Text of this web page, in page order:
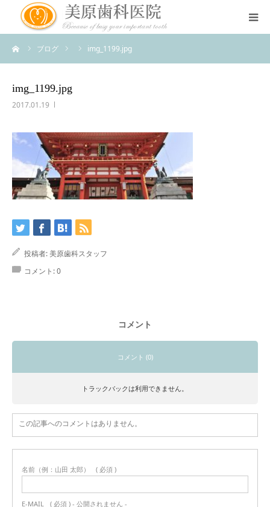
ブログ img_1199.jpg
img_1199.jpg
2017.01.19
投稿者:美原歯科スタッフ
コメント:0
コメント
コメント (0)
トラックバックは利用できません。
この記事へのコメントはありません。
名前（例：山田 太郎） ( 必須 )
E-MAIL ( 必須 ) - 公開されません -
医院のコンセプト
診療案内
アクセス
スタッフ紹介
スタッフブログ